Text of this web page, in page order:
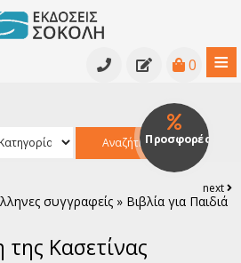
≡
0
βιβλίων
- Γραμματολογίες
- Μελετήματα
Εκδηλώσεις
Νέα
Αναζήτηση
συγγραφείς » Βιβλία για Παιδιά
Κασετίνας
next
Προσφορές